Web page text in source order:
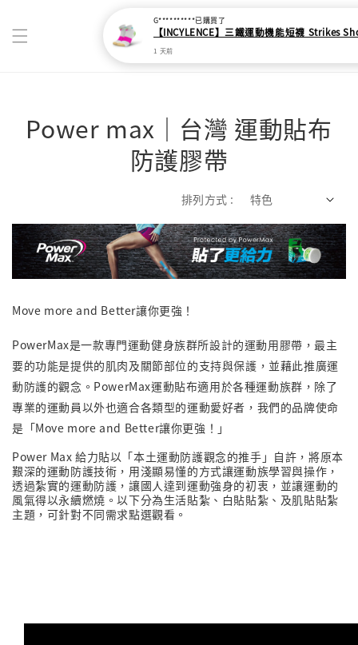
Power max｜台灣 運動貼布
防護膠帶
排列方式 :
Move more and Better讓你更強！
PowerMax是一款專門運動健身族群所設計的運動用膠帶，最主
要的功能是提供的肌肉及關節部位的支持與保護，並藉此推廣運
動防護的觀念。PowerMax運動貼布適用於各種運動族群，除了
專業的運動員以外也適合各類型的運動愛好者，我們的品牌使命
是「Move more and Better讓你更強！」
Power Max 給力貼以「本土運動防護觀念的推手」自許，將原本
艱深的運動防護技術，用淺顯易懂的方式讓運動族學習與操作，
透過紮實的運動防護，讓國人達到運動強身的初衷，並讓運動的
風氣得以永續燃燒。以下分為生活貼紮、白貼貼紮、及肌貼貼紮
主題，可針對不同需求點選觀看。
G**********已購買了
【INCYLENCE】三鐵運動機能短襪 Strikes
1 天前